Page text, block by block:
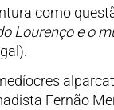
como
Lourenço e o
Fernão